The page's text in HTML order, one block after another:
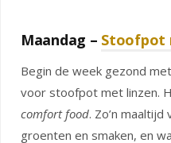
Maandag – Stoofpot
Begin de week gezond
voor stoofpot met linzen.
comfort food. Zo’n
groenten en smaken, en